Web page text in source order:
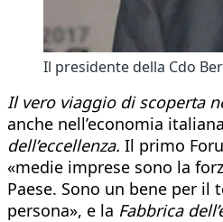
Il presidente della Cdo
Il vero viaggio di scoperta
anche nell’economia
dell’eccellenza. Il primo
«medie imprese sono la
Paese. Sono un bene per
persona», e la Fabbrica